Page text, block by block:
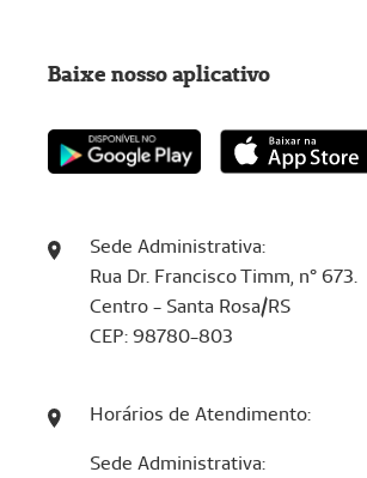
Sede Administrativa:
Rua Dr. Francisco Timm, n° 673.
Centro - Santa Rosa/RS
CEP: 98780-803
Horários de Atendimento:
Sede Administrativa:
Baixe nosso aplicativo